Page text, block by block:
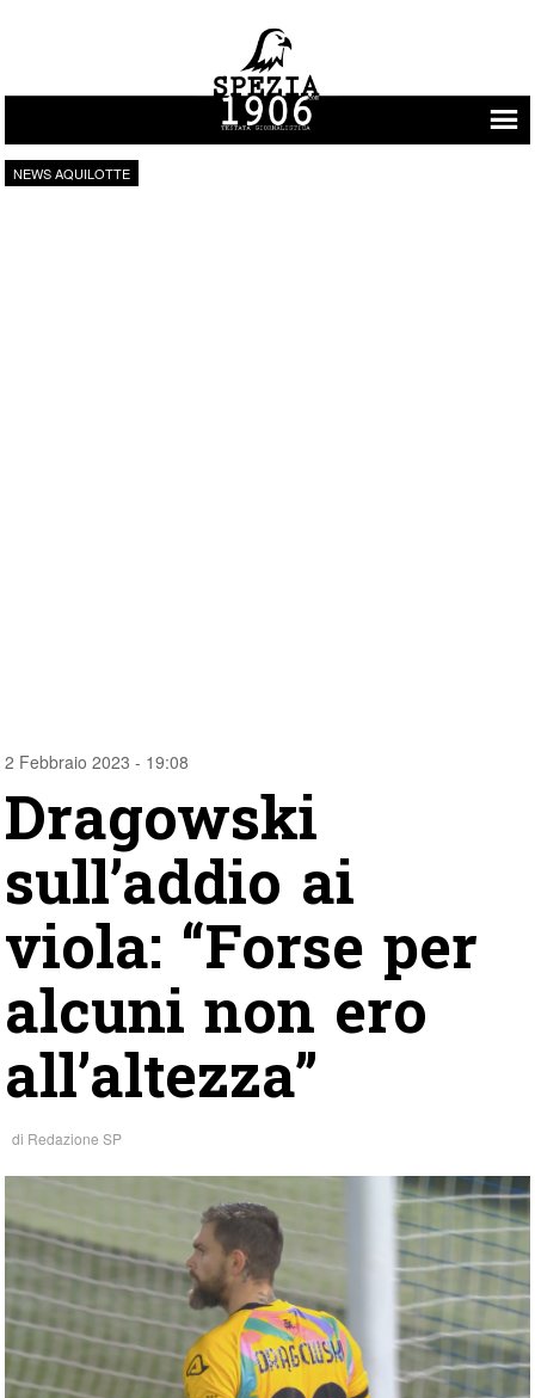
Vai al contenuto
NEWS AQUILOTTE
2 Febbraio 2023 - 19:08
Dragowski
sull’addio ai
viola: “Forse per
alcuni non ero
all’altezza”
di Redazione SP